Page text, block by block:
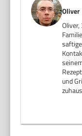
Oliver
und